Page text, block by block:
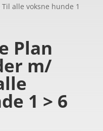
alle voksne hunde 1
Plan
m/
1 > 6